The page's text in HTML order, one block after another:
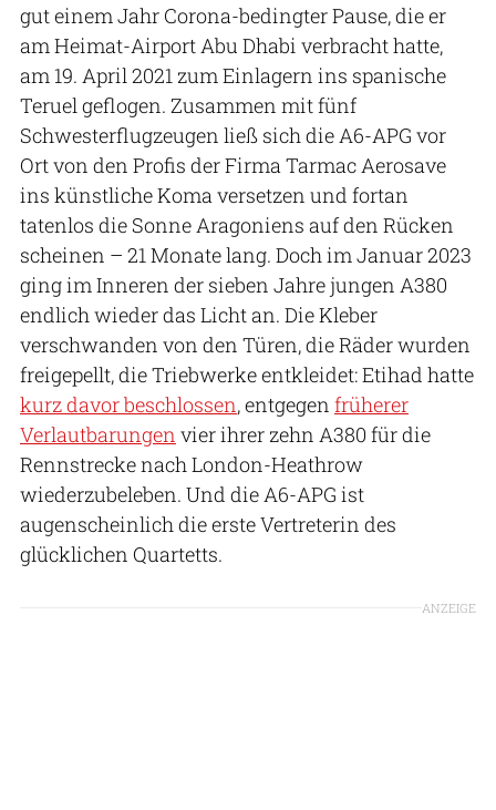
gut einem Jahr Corona-bedingter Pause, die er
am Heimat-Airport Abu Dhabi verbracht hatte,
am 19. April 2021 zum Einlagern ins spanische
Teruel geflogen. Zusammen mit fünf
Schwesterflugzeugen ließ sich die A6-APG vor
Ort von den Profis der Firma Tarmac Aerosave
ins künstliche Koma versetzen und fortan
tatenlos die Sonne Aragoniens auf den Rücken
scheinen – 21 Monate lang. Doch im Januar 2023
ging im Inneren der sieben Jahre jungen A380
endlich wieder das Licht an. Die Kleber
verschwanden von den Türen, die Räder wurden
freigepellt, die Triebwerke entkleidet: Etihad hatte
kurz davor beschlossen, entgegen früherer
Verlautbarungen vier ihrer zehn A380 für die
Rennstrecke nach London-Heathrow
wiederzubeleben. Und die A6-APG ist
augenscheinlich die erste Vertreterin des
glücklichen Quartetts.
ANZEIGE